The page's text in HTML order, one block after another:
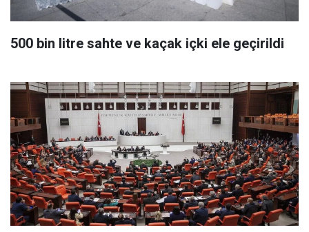
500 bin litre sahte ve kaçak içki ele geçirildi